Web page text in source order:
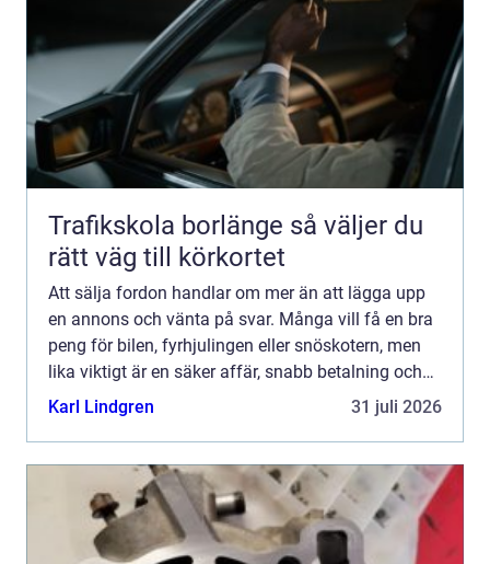
Trafikskola borlänge så väljer du
rätt väg till körkortet
Att sälja fordon handlar om mer än att lägga upp
en annons och vänta på svar. Många vill få en bra
peng för bilen, fyrhjulingen eller snöskotern, men
lika viktigt är en säker affär, snabb betalning och
så lite krångel som möjligt. Med rätt förberedel...
Karl Lindgren 31 juli 2026